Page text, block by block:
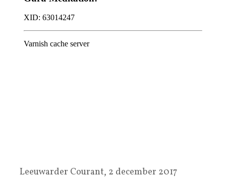
Leeuwarder Courant, 2 december 2017